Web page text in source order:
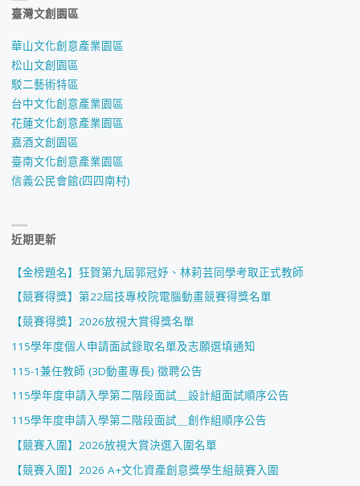
臺灣文創園區
華山文化創意產業園區
松山文創園區
駁二藝術特區
台中文化創意產業園區
花蓮文化創意產業園區
嘉酒文創園區
臺南文化創意產業園區
信義公民會館(四四南村)
近期更新
【金榜題名】狂賀第九屆郭冠妤、林莉芸同學考取正式教師
【競賽得獎】第22屆技專校院電腦動畫競賽得獎名單
【競賽得獎】2026放視大賞得獎名單
115學年度個人申請面試錄取名單及志願選填通知
115-1兼任教師 (3D動畫專長) 徵聘公告
115學年度申請入學第二階段面試＿設計組面試順序公告
115學年度申請入學第二階段面試＿創作組順序公告
【競賽入圍】2026放視大賞決選入圍名單
【競賽入圍】2026 A+文化資產創意獎學生組競賽入圍